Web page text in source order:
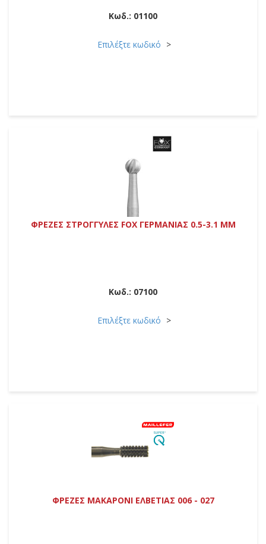
Κωδ.: 01100
Επιλέξτε κωδικό
ΦΡΕΖΕΣ ΣΤΡΟΓΓΥΛΕΣ FOX ΓΕΡΜΑΝΙΑΣ 0.5-3.1 MM
Κωδ.: 07100
Επιλέξτε κωδικό
ΦΡΕΖΕΣ ΜΑΚΑΡΟΝΙ ΕΛΒΕΤΙΑΣ 006 - 027